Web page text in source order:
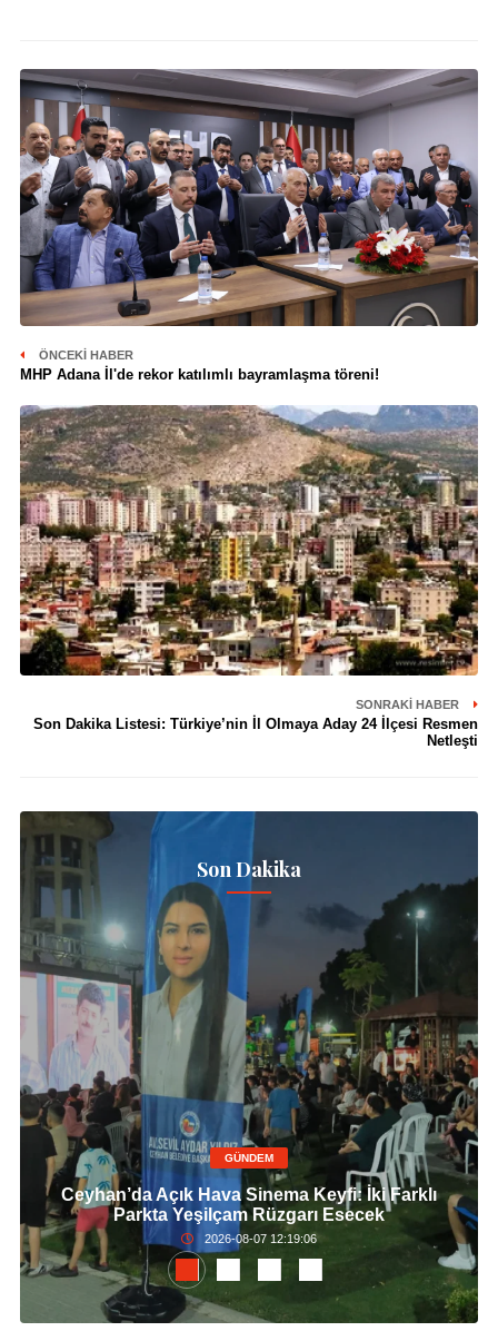
ÖNCEKI HABER
MHP Adana İl'de rekor katılımlı bayramlaşma töreni!
SONRAKI HABER
Son Dakika Listesi: Türkiye’nin İl Olmaya Aday 24 İlçesi Resmen
Netleşti
Son Dakika
GÜNDEM
Ceyhan’da Açık Hava Sinema Keyfi: İki Farklı
Parkta Yeşilçam Rüzgarı Esecek
2026-08-07 12:19:06